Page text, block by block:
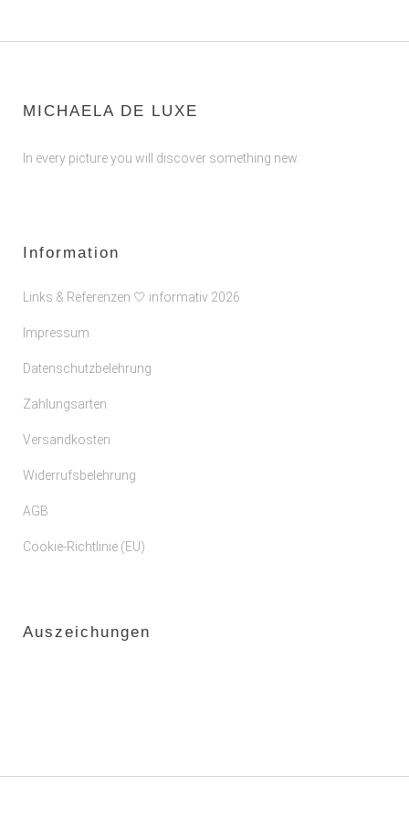
MICHAELA DE LUXE
In every picture you will discover something new.
Information
Links & Referenzen 🤍 informativ 2026
Impressum
Datenschutzbelehrung
Zahlungsarten
Versandkosten
Widerrufsbelehrung
AGB
Cookie-Richtlinie (EU)
Auszeichungen